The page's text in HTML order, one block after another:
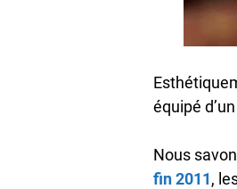
équipé d’un
Nous
fin 2011,